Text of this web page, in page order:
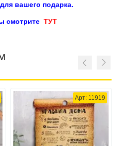
вашего подарка.
смотрите ТУТ
Арт: 11919